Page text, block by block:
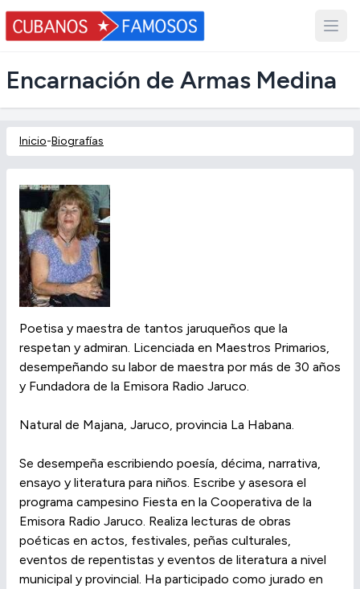
Encarnación de Armas Medina
Inicio-Biografías
Poetisa y maestra de tantos jaruqueños que la
respetan y admiran. Licenciada en Maestros Primarios,
desempeñando su labor de maestra por más de 30 años
y Fundadora de la Emisora Radio Jaruco.
Natural de Majana, Jaruco, provincia La Habana.
Se desempeña escribiendo poesía, décima, narrativa,
ensayo y literatura para niños. Escribe y asesora el
programa campesino Fiesta en la Cooperativa de la
Emisora Radio Jaruco. Realiza lecturas de obras
poéticas en actos, festivales, peñas culturales,
eventos de repentistas y eventos de literatura a nivel
municipal y provincial. Ha participado como jurado en